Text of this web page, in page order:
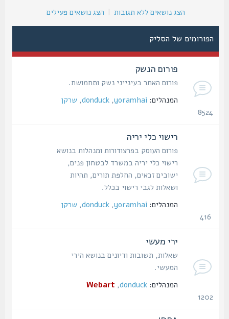
הצג נושאים ללא תגובות | הצג נושאים פעילים
הפורומים של הסליק
פורום הנשק
פורום האתר בעינייני נשק ותחמושת.
המנהלים: yoramhai
,
donduck
,שרקן
8524
רישוי כלי יריה
פורום העוסק בפרצודורות ומנהלות בנושא
רישוי כלי יריה במשרד לבטחון פנים,
ישובים זכאים, החלפת תורים, תהיות
ושאלות לגבי רישוי בכלל.
המנהלים: yoramhai
,
donduck
,שרקן
ירי מעשי
שאלות, תשובות ודיונים בנושא הירי
המעשי.
המנהלים: donduck
,
Webart